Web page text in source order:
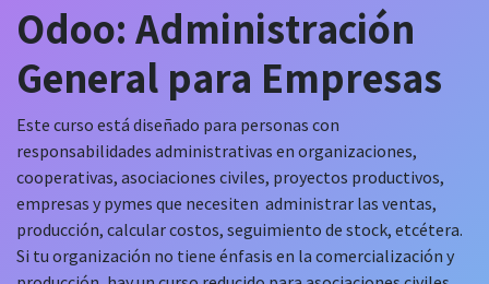
Odoo: Administración
General para Empresas
Este curso está diseñado para personas con
responsabilidades administrativas en organizaciones,
cooperativas, asociaciones civiles, proyectos productivos,
empresas y pymes que necesiten administrar las ventas,
producción, calcular costos, seguimiento de stock, etcétera.
Si tu organización no tiene énfasis en la comercialización y